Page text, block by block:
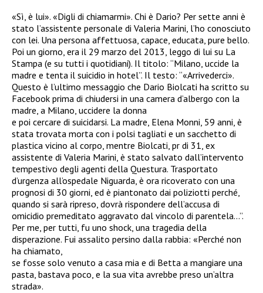
«Sì, è lui». «Digli di chiamarmi». Chi è Dario? Per sette anni è
stato l’assistente personale di Valeria Marini, l’ho conosciuto
con lei. Una persona affettuosa, capace, educata, pure bello.
Poi un giorno, era il 29 marzo del 2013, leggo di lui su La
Stampa (e su tutti i quotidiani). Il titolo: “Milano, uccide la
madre e tenta il suicidio in hotel”. Il testo: “«Arrivederci».
Questo è l’ultimo messaggio che Dario Biolcati ha scritto su
Facebook prima di chiudersi in una camera d’albergo con la
madre, a Milano, uccidere la donna
e poi cercare di suicidarsi. La madre, Elena Monni, 59 anni, è
stata trovata morta con i polsi tagliati e un sacchetto di
plastica vicino al corpo, mentre Biolcati, pr di 31, ex
assistente di Valeria Marini, è stato salvato dall’intervento
tempestivo degli agenti della Questura. Trasportato
d’urgenza all’ospedale Niguarda, è ora ricoverato con una
prognosi di 30 giorni, ed è piantonato dai poliziotti perché,
quando si sarà ripreso, dovrà rispondere dell’accusa di
omicidio premeditato aggravato dal vincolo di parentela…”.
Per me, per tutti, fu uno shock, una tragedia della
disperazione. Fui assalito persino dalla rabbia: «Perché non
ha chiamato,
se fosse solo venuto a casa mia e di Betta a mangiare una
pasta, bastava poco, e la sua vita avrebbe preso un’altra
strada».